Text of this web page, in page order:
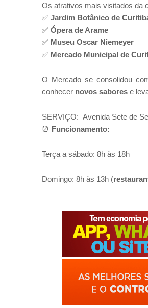
Os atrativos mais visitados da
✅ Jardim Botânico de
✅ Ópera de Arame
✅ Museu Oscar Niemeyer
✅ Mercado Municipal de
O Mercado se consolidou
conhecer novos sabores e
SERVIÇO: Avenida Sete de
⏰
Funcionamento:
Terça a sábado: 8h às 18h
Domingo: 8h às 13h (